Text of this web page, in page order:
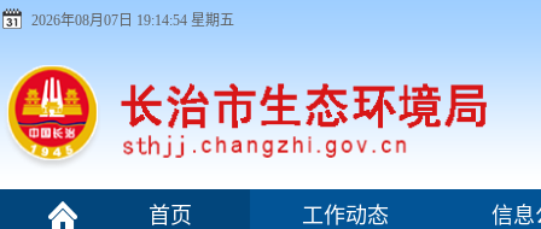
2026年08月07日 19:14:55 星期五
首页 工作动态 信息